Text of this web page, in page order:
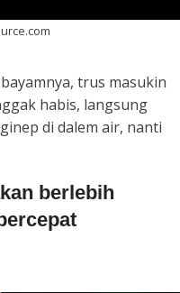
trus masukin
habis, langsung
di dalem air, nanti
berlebih